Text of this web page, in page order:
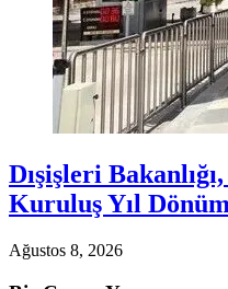
Dışişleri
Kuruluş Yıl
Ağustos 8, 2026